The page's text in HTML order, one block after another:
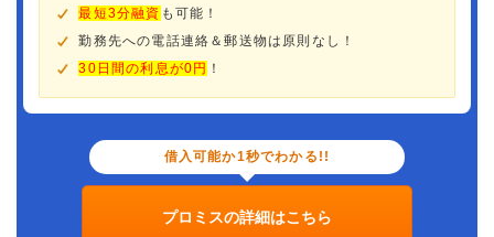
最短3分融資 も可能！
勤務先への電話連絡＆郵送物は原則なし！
30日間の利息が0円 ！
借入可能か1秒でわかる!!
プロミスの詳細はこちら